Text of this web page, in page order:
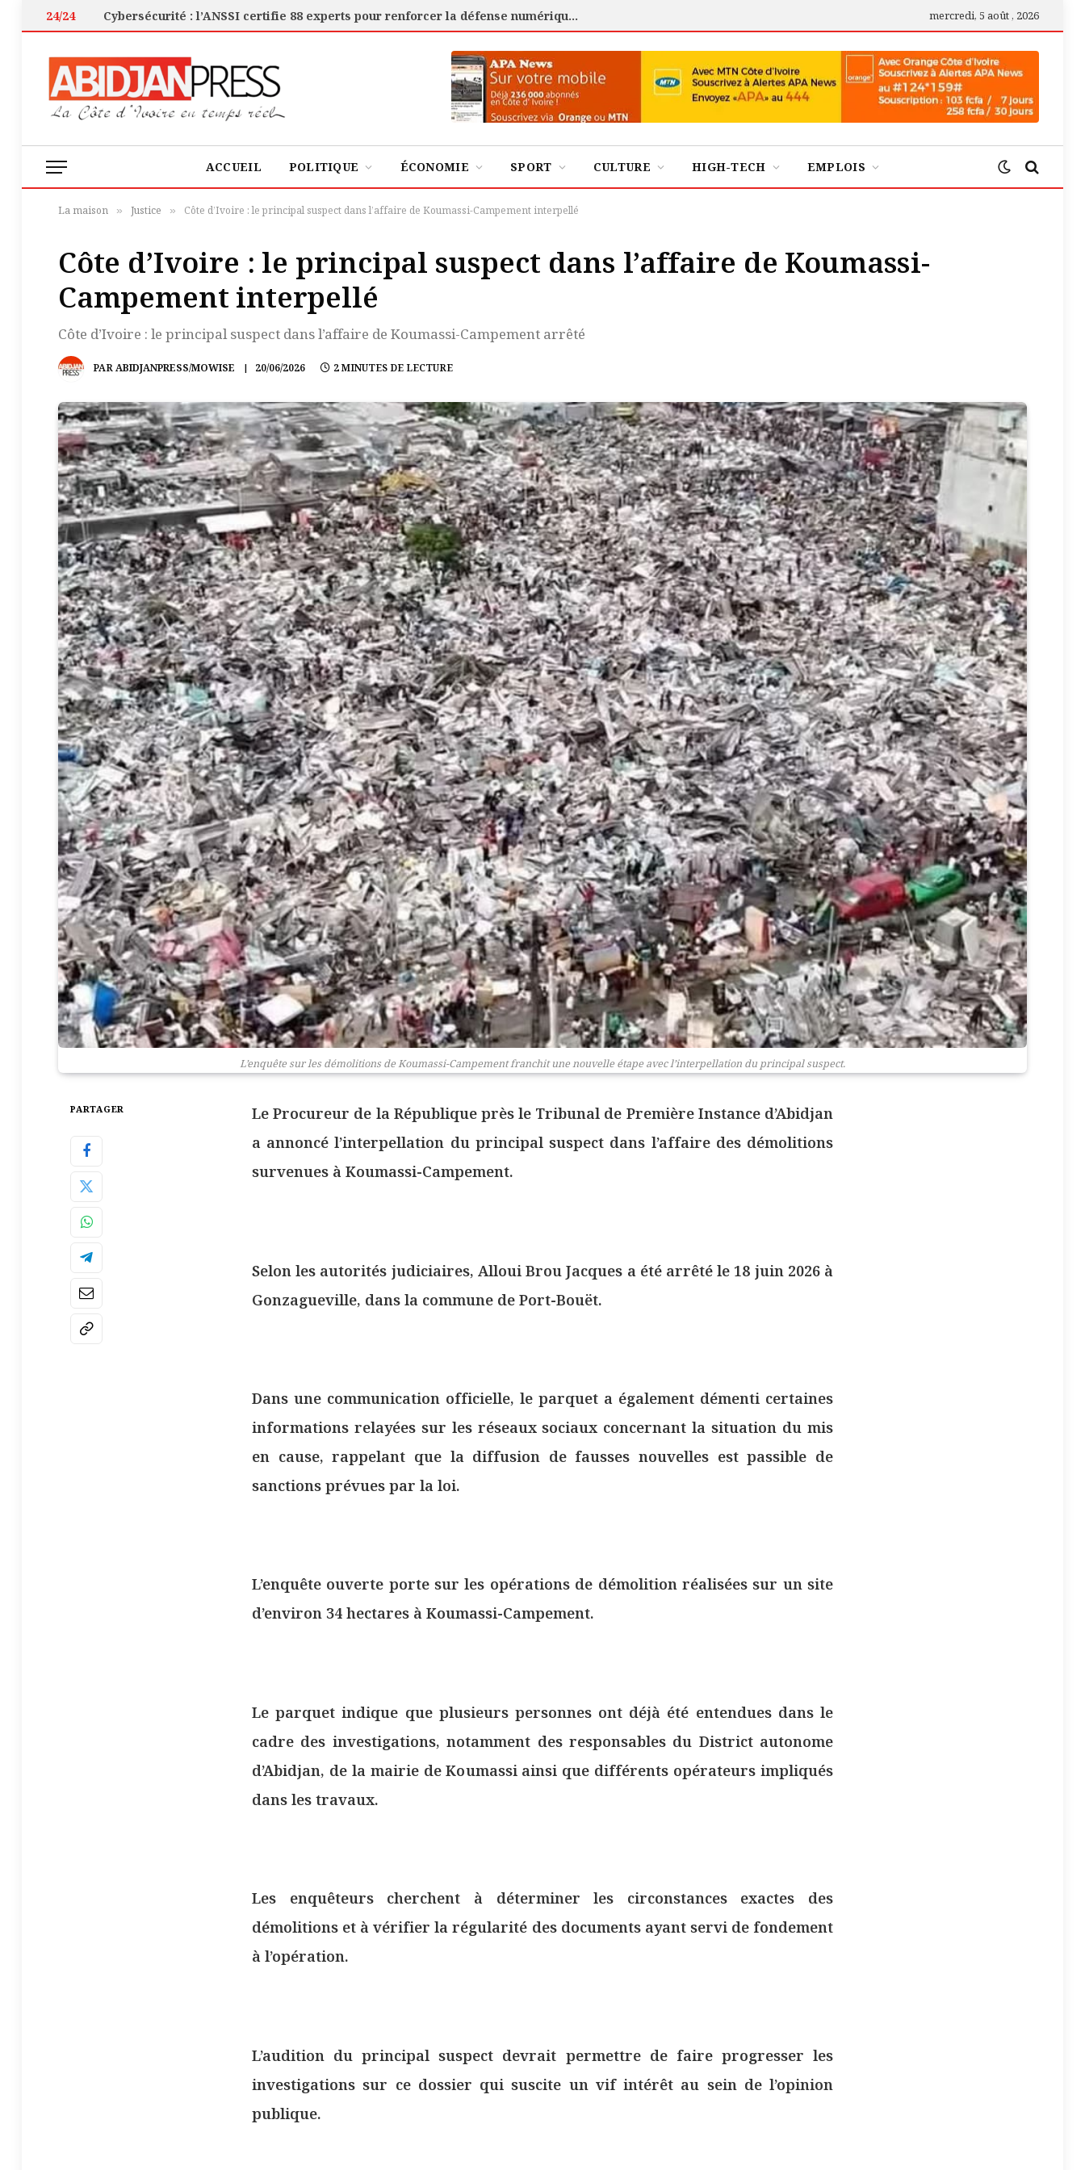
24/24 Cybersécurité : l’ANSSI certifie 88 experts pour renforcer la défense numérique de la Côte d’Ivoire mercredi, 5 août , 2026
ACCUEIL POLITIQUE ÉCONOMIE SPORT CULTURE HIGH-TECH EMPLOIS
La maison » Justice » Côte d’Ivoire : le principal suspect dans l’affaire de Koumassi-Campement interpellé
Côte d’Ivoire : le principal suspect dans l’affaire de Koumassi-
Campement interpellé
Côte d’Ivoire : le principal suspect dans l’affaire de Koumassi-Campement arrêté
PARABIDJANPRESS/MOWISE 20/06/2026 2 MINUTES DE LECTURE
L’enquête sur les démolitions de Koumassi-Campement franchit une nouvelle étape avec l’interpellation du principal suspect.
PARTAGER
Le Procureur de la République près le Tribunal de Première Instance d’Abidjan
a annoncé l’interpellation du principal suspect dans l’affaire des démolitions
survenues à Koumassi-Campement.
Selon les autorités judiciaires, Alloui Brou Jacques a été arrêté le 18 juin 2026 à
Gonzagueville, dans la commune de Port-Bouët.
Dans une communication officielle, le parquet a également démenti certaines
informations relayées sur les réseaux sociaux concernant la situation du mis
en cause, rappelant que la diffusion de fausses nouvelles est passible de
sanctions prévues par la loi.
L’enquête ouverte porte sur les opérations de démolition réalisées sur un site
d’environ 34 hectares à Koumassi-Campement.
Le parquet indique que plusieurs personnes ont déjà été entendues dans le
cadre des investigations, notamment des responsables du District autonome
d’Abidjan, de la mairie de Koumassi ainsi que différents opérateurs impliqués
dans les travaux.
Les enquêteurs cherchent à déterminer les circonstances exactes des
démolitions et à vérifier la régularité des documents ayant servi de fondement
à l’opération.
L’audition du principal suspect devrait permettre de faire progresser les
investigations sur ce dossier qui suscite un vif intérêt au sein de l’opinion
publique.